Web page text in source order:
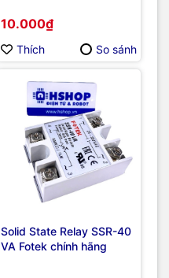
10.000₫
Thích So sánh
Solid State Relay SSR-40
VA Fotek chính hãng